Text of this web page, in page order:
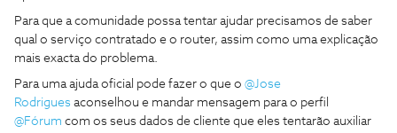
Para que a comunidade possa tentar ajudar precisamos de saber
qual o serviço contratado e o router, assim como uma explicação
mais exacta do problema.
Para uma ajuda oficial pode fazer o que o @Jose
Rodrigues aconselhou e mandar mensagem para o perfil
@Fórum com os seus dados de cliente que eles tentarão auxiliar